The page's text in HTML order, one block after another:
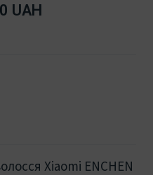
UAH
Xiaomi ENCHEN